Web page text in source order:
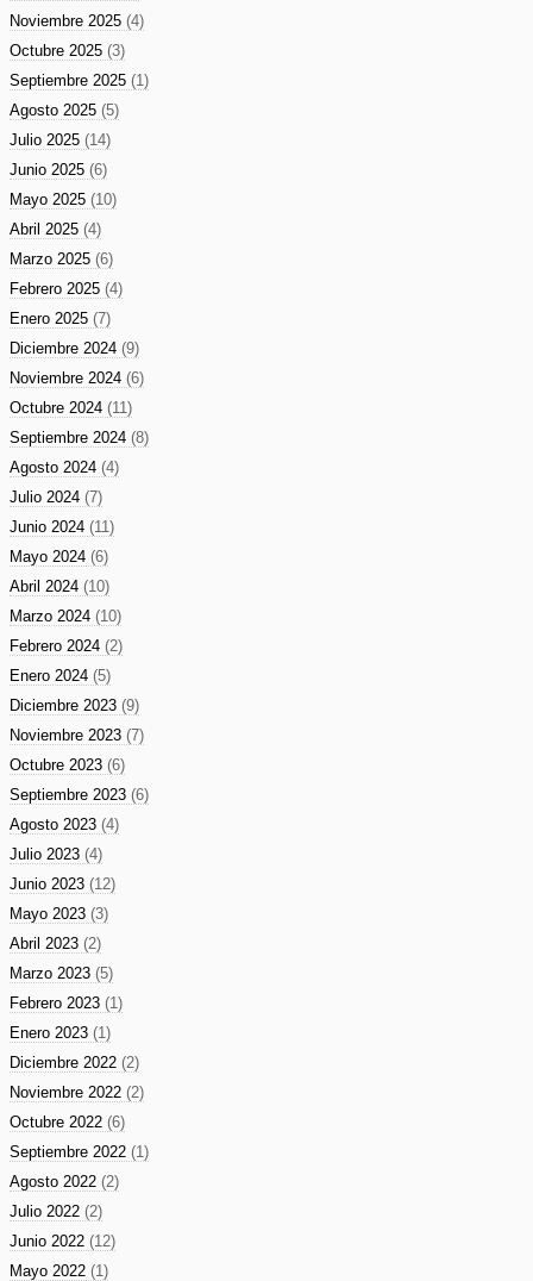
Noviembre 2025 (4)
Octubre 2025 (3)
Septiembre 2025 (1)
Agosto 2025 (5)
Julio 2025 (14)
Junio 2025 (6)
Mayo 2025 (10)
Abril 2025 (4)
Marzo 2025 (6)
Febrero 2025 (4)
Enero 2025 (7)
Diciembre 2024 (9)
Noviembre 2024 (6)
Octubre 2024 (11)
Septiembre 2024 (8)
Agosto 2024 (4)
Julio 2024 (7)
Junio 2024 (11)
Mayo 2024 (6)
Abril 2024 (10)
Marzo 2024 (10)
Febrero 2024 (2)
Enero 2024 (5)
Diciembre 2023 (9)
Noviembre 2023 (7)
Octubre 2023 (6)
Septiembre 2023 (6)
Agosto 2023 (4)
Julio 2023 (4)
Junio 2023 (12)
Mayo 2023 (3)
Abril 2023 (2)
Marzo 2023 (5)
Febrero 2023 (1)
Enero 2023 (1)
Diciembre 2022 (2)
Noviembre 2022 (2)
Octubre 2022 (6)
Septiembre 2022 (1)
Agosto 2022 (2)
Julio 2022 (2)
Junio 2022 (12)
Mayo 2022 (1)